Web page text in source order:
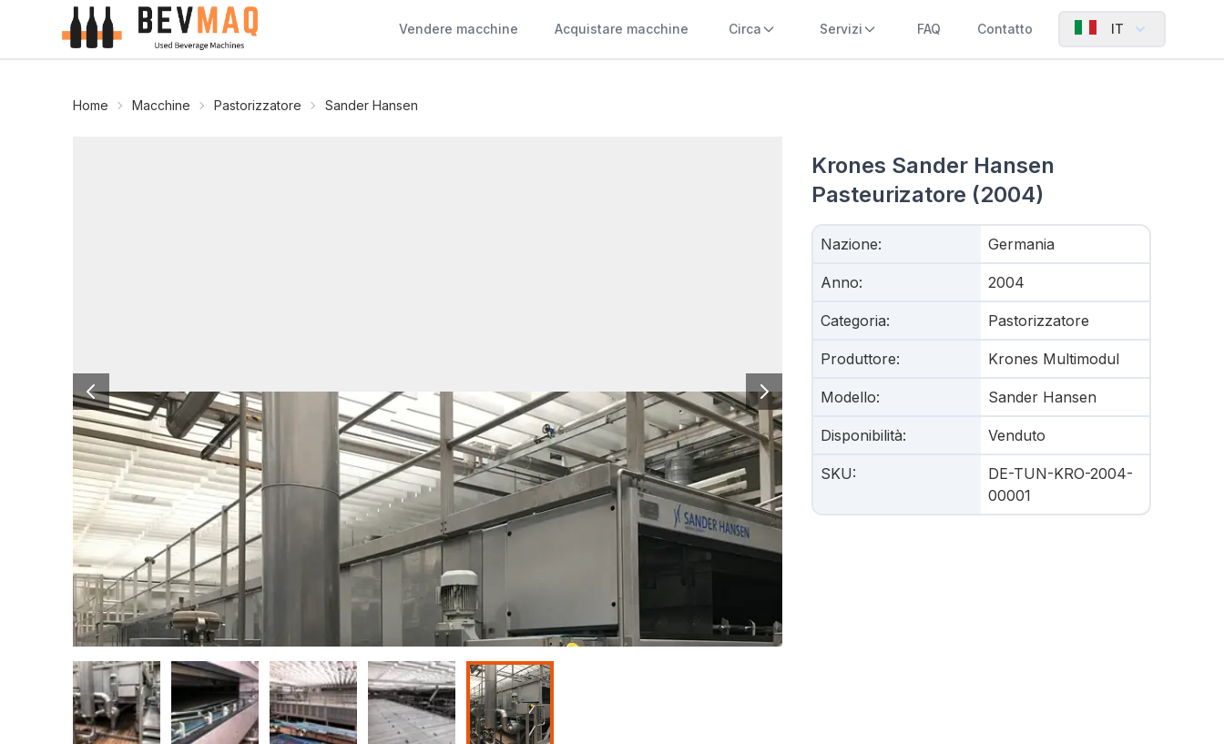
Vendere macchine Acquistare macchine Circa Servizi FAQ Contatto IT
Home Macchine Pastorizzatore Sander Hansen
Krones Sander Hansen
Pasteurizatore (2004)
Nazione: Germania
Anno: 2004
Categoria: Pastorizzatore
Produttore: Krones Multimodul
Modello: Sander Hansen
Disponibilità: Venduto
SKU:
DE-TUN-KRO-2004-
00001